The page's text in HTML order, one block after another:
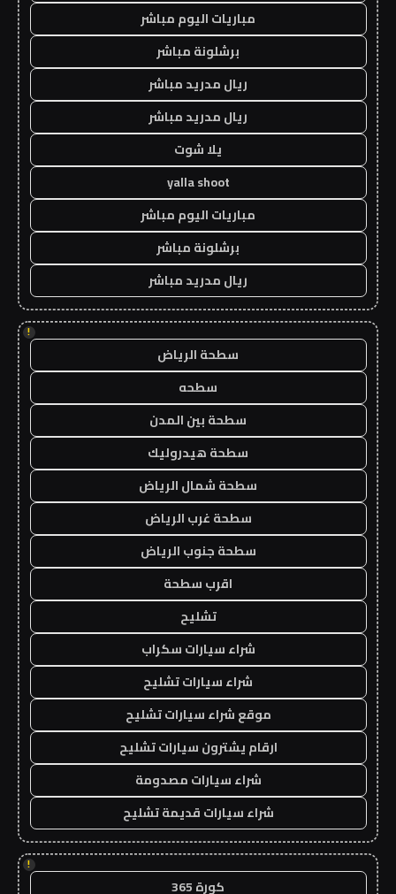
مباريات اليوم مباشر
برشلونة مباشر
ريال مدريد مباشر
ريال مدريد مباشر
يلا شوت
yalla shoot
مباريات اليوم مباشر
برشلونة مباشر
ريال مدريد مباشر
!
سطحة الرياض
سطحه
سطحة بين المدن
سطحة هيدروليك
سطحة شمال الرياض
سطحة غرب الرياض
سطحة جنوب الرياض
اقرب سطحة
تشليح
شراء سيارات سكراب
شراء سيارات تشليح
موقع شراء سيارات تشليح
ارقام يشترون سيارات تشليح
شراء سيارات مصدومة
شراء سيارات قديمة تشليح
!
كورة 365